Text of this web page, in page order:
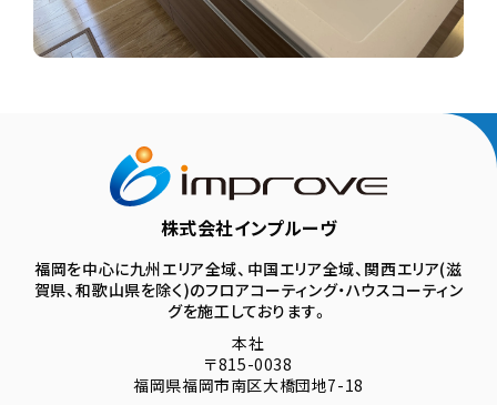
株式会社インプルーヴ
福岡を中心に九州エリア全域、中国エリア全域、関西エリア(滋
賀県、和歌山県を除く)のフロアコーティング・ハウスコーティン
グを施工しております。
本社
〒815-0038
福岡県福岡市南区大橋団地7-18